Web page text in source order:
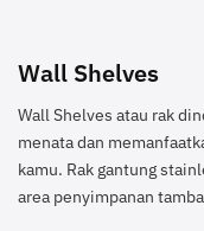
Wall Shelves
Wall Shelves atau rak
menata dan
kamu. Rak gantung
area penyimpanan